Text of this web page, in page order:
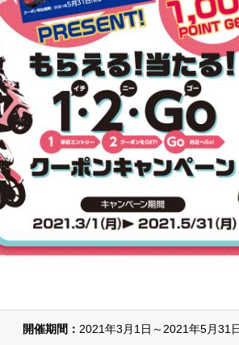
開催期間： 2021年3月1日～2021年5月31